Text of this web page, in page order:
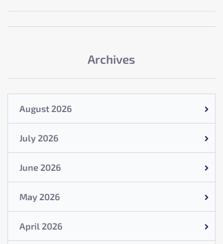
Archives
August 2026
July 2026
June 2026
May 2026
April 2026